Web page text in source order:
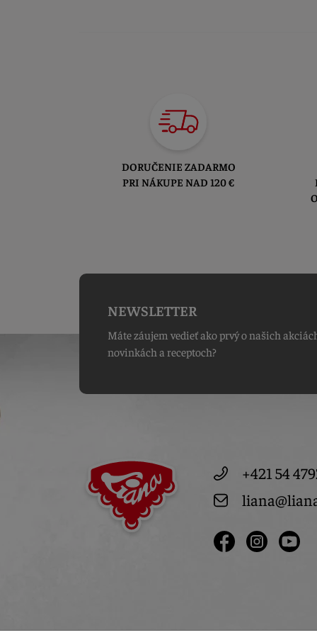
DORUČENIE ZADARMO
PRI NÁKUPE NAD 120 €
NEWSLETTER
Máte záujem vedieť ako prvý o našich
novinkách a receptoch?
+421 54